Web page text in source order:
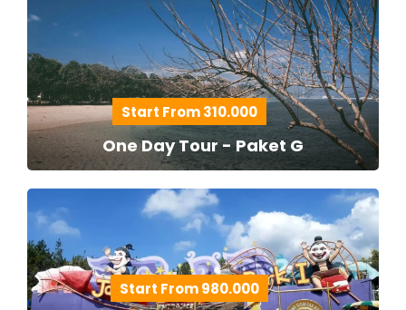
Start From 310.000
One Day Tour - Paket G
Start From 980.000